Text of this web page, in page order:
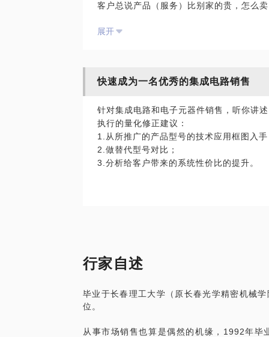
客户总说产品（服务）比别家的贵，怎么
产品一旦定型，要在特质的不同应用领域
题。请把你的问题提前发给我，方便我做
展开
快速成为一名优秀的集成电路销售
针对集成电路和电子元器件销售，听你讲
执行的量化修正建议：
1.从所推广的产品型号的技术应用框图入
2.做替代型号对比；
行家自述
毕业于长春理工大学（原长春光学精密机械
位。
从事市场销售也算是偶然的机缘，1992年